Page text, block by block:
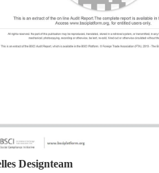
Designteam